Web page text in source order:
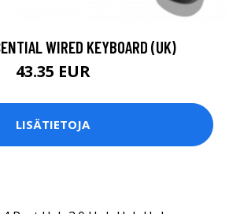
WIRED KEYBOARD (UK)
43.35 EUR
LISÄTIETOJA